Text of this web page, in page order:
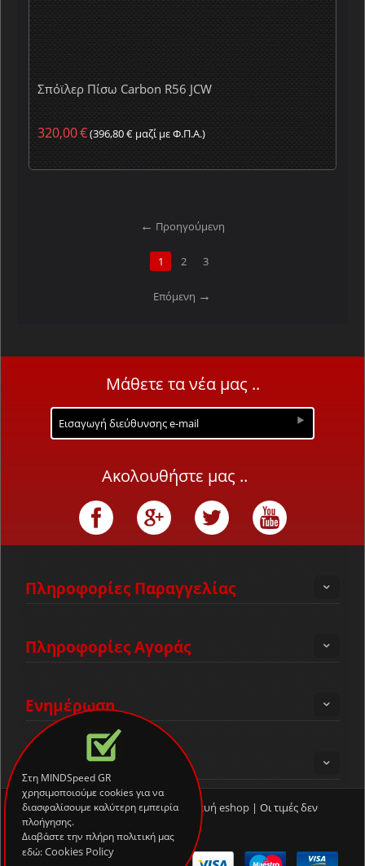
Σπόϊλερ Πίσω Carbon R56 JCW
320,00€(396,80€ μαζί με Φ.Π.Α.)
Προηγούμενη
1 2 3
Επόμενη
Μάθετε τα νέα μας ..
Ακολουθήστε μας ..
Πληροφορίες Παραγγελίας
Πληροφορίες Αγοράς
Ενημέρωση
MINDSpeed GR
Cloud Web Hosting-Κατασκευή eshop | Οι τιμές δεν
περιλαμβάνουν Φ.Π.Α.
Στη MINDSpeed GR
χρησιμοποιούμε cookies για να
διασφαλίσουμε καλύτερη εμπειρία
πλοήγησης.
Διαβάστε την πλήρη πολιτική μας
εδώ:Cookies Policy